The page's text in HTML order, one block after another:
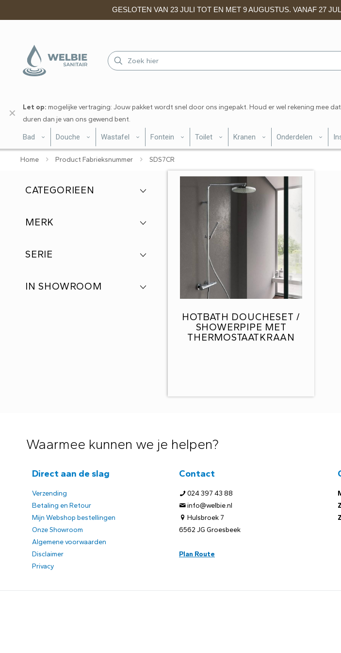
GESLOTEN VAN 23 JULI TOT EN MET 9 AUGUSTUS. VANAF 27
Let op: mogelijke vertraging: Jouw pakket wordt snel door ons ingepakt. Houd er wel rekening mee
duren dan je van ons gewend bent.
✕
Bad Douche Wastafel Fontein Toilet Kranen Onderdelen
Home Product Fabrieksnummer SDS7CR
HOTBATH DOUCHESET /
SHOWERPIPE MET
THERMOSTAATKRAAN
CATEGORIEEN
MERK
SERIE
IN SHOWROOM
Waarmee kunnen we je helpen?
Direct aan de slag
Verzending
Betaling en Retour
Mijn Webshop bestellingen
Onze Showroom
Algemene voorwaarden
Disclaimer
Privacy
Contact
024 397 43 88
info@welbie.nl
Hulsbroek 7
6562 JG Groesbeek
Plan Route